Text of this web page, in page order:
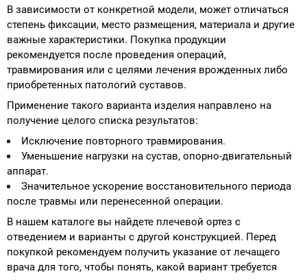
В зависимости от конкретной модели, может отличаться
степень фиксации, место размещения, материала и другие
важные характеристики. Покупка продукции
рекомендуется после проведения операций,
травмирования или с целями лечения врожденных либо
приобретенных патологий суставов.
Применение такого варианта изделия направлено на
получение целого списка результатов:
Исключение повторного травмирования.
Уменьшение нагрузки на сустав, опорно-двигательный
аппарат.
Значительное ускорение восстановительного периода
после травмы или перенесенной операции.
В нашем каталоге вы найдете плечевой ортез с
отведением и варианты с другой конструкцией. Перед
покупкой рекомендуем получить указание от лечащего
врача для того, чтобы понять, какой вариант требуется